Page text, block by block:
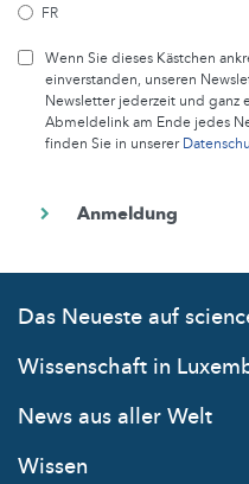
FR
Wenn Sie dieses Kästchen
einverstanden, unseren
Newsletter jederzeit und ganz
Abmeldelink am Ende jedes
finden Sie in unserer
Das Neueste auf
Wissenschaft in
News aus aller Welt
Wissen